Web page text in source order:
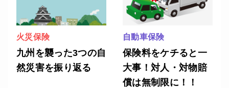
火災保険
九州を襲った3つの自
然災害を振り返る
自動車保険
保険料をケチると一
大事！対人・対物賠
償は無制限に！！